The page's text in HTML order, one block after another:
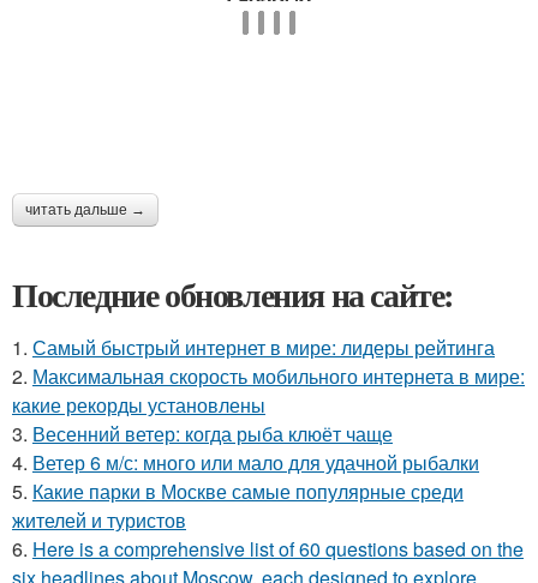
читать дальше →
Последние обновления на сайте:
1. Самый быстрый интернет в мире: лидеры рейтинга
2. Максимальная скорость мобильного интернета в мире:
какие рекорды установлены
3. Весенний ветер: когда рыба клюёт чаще
4. Ветер 6 м/с: много или мало для удачной рыбалки
5. Какие парки в Москве самые популярные среди
жителей и туристов
6. Here is a comprehensive list of 60 questions based on the